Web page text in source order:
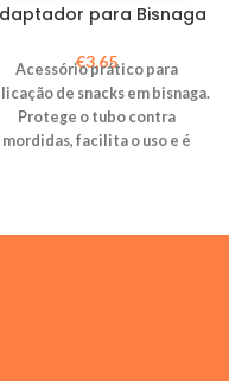
para Bisnaga
€3,65
Acessório prático para
de snacks em bisnaga.
Protege o tubo contra
mordidas, facilita o uso e é